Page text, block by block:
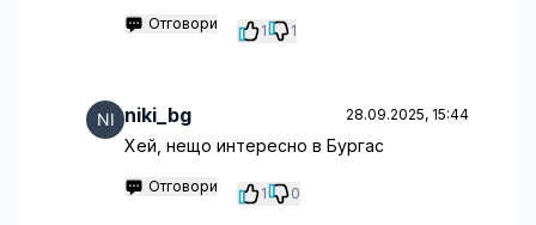
Отговори 1 1
niki_bg 28.09.2025, 15:44
Хей, нещо интересно в Бургас
Отговори 1 0